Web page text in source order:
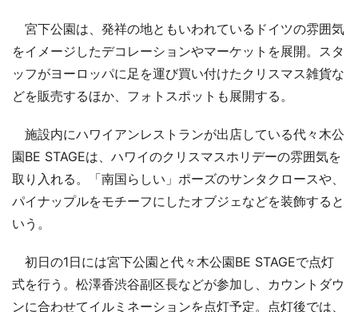
宮下公園は、発祥の地ともいわれているドイツの雰囲気
をイメージしたデコレーションやマーケットを展開。スタ
ッフがヨーロッパに足を運び買い付けたクリスマス雑貨な
どを販売するほか、フォトスポットも展開する。
施設内にハワイアンレストランが出店している代々木公
園BE STAGEは、ハワイのクリスマスホリデーの雰囲気を
取り入れる。「南国らしい」ポーズのサンタクロースや、
パイナップルをモチーフにしたオブジェなどを装飾すると
いう。
初日の1日には宮下公園と代々木公園BE STAGEで点灯
式を行う。松澤香渋谷副区長などが参加し、カウントダウ
ンに合わせてイルミネーションを点灯予定。点灯後では、